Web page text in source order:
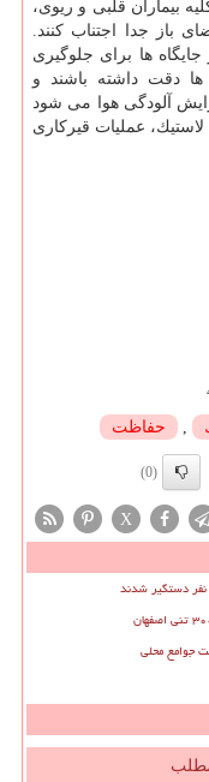
بیماران قلبی و ریوی،
باز جدا اجتناب كنند.
ها برای جلوگیری
دقت داشته باشند و
آلودگی هوا می شود
عملیات قیركاری
, حفاظت
(0)
X
جوامع محلی